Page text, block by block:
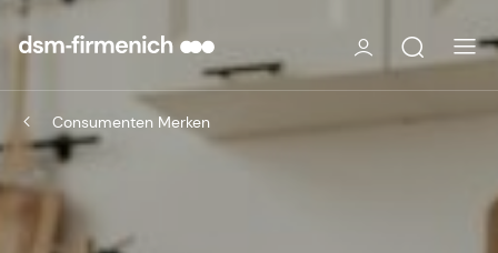
Consumenten Merken